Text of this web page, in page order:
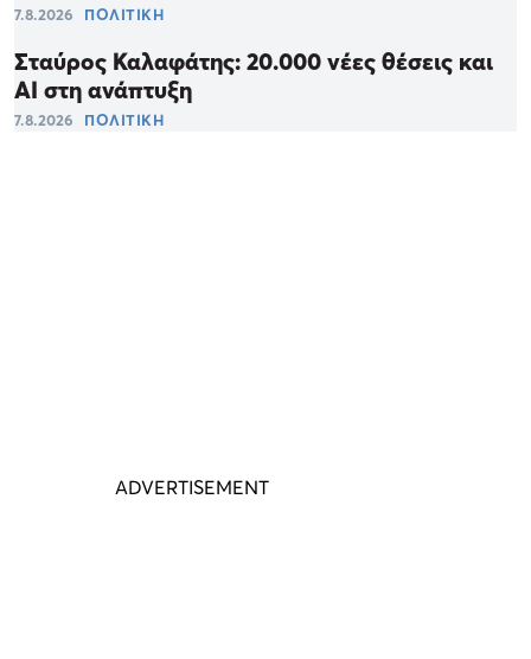
7.8.2026 ΠΟΛΙΤΙΚΗ
Σταύρος Καλαφάτης: 20.000 νέες θέσεις και
AI στη ανάπτυξη
7.8.2026 ΠΟΛΙΤΙΚΗ